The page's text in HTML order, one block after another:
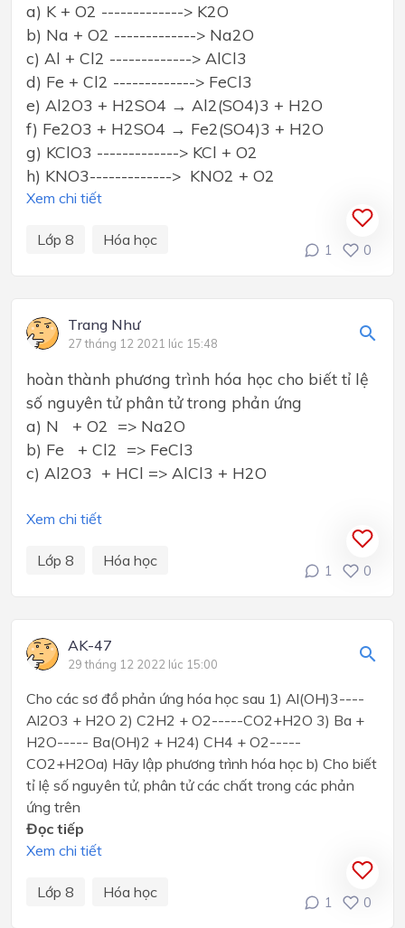
a) K + O2 -------------> K2O
b) Na + O2 -------------> Na2O
c) Al + Cl2 -------------> AlCl3
d) Fe + Cl2 -------------> FeCl3
e) Al2O3 + H2SO4 → Al2(SO4)3 + H2O
f) Fe2O3 + H2SO4 → Fe2(SO4)3 + H2O
g) KClO3 -------------> KCl + O2
h) KNO3-------------> KNO2 + O2
Xem chi tiết
Lớp 8 Hóa học
1 0
Trang Như
27 tháng 12 2021 lúc 15:48
hoàn thành phương trình hóa học cho biết tỉ lệ
số nguyên tử phân tử trong phản ứng
a) N + O2 => Na2O
b) Fe + Cl2 => FeCl3
c) Al2O3 + HCl => AlCl3 + H2O
Xem chi tiết
Lớp 8 Hóa học
1 0
AK-47
29 tháng 12 2022 lúc 15:00
Cho các sơ đồ phản ứng hóa học sau 1) Al(OH)3----
Al2O3 + H2O 2) C2H2 + O2-----CO2+H2O 3) Ba +
H2O----- Ba(OH)2 + H24) CH4 + O2-----
CO2+H2Oa) Hãy lập phương trình hóa học b) Cho biết
tỉ lệ số nguyên tử, phân tử các chất trong các phản
ứng trên
Đọc tiếp
Xem chi tiết
Lớp 8 Hóa học
1 0